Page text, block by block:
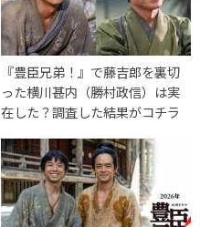
『豊臣兄弟！』で藤吉郎を裏切
った横川甚内（勝村政信）は実
在した？調査した結果がコチラ